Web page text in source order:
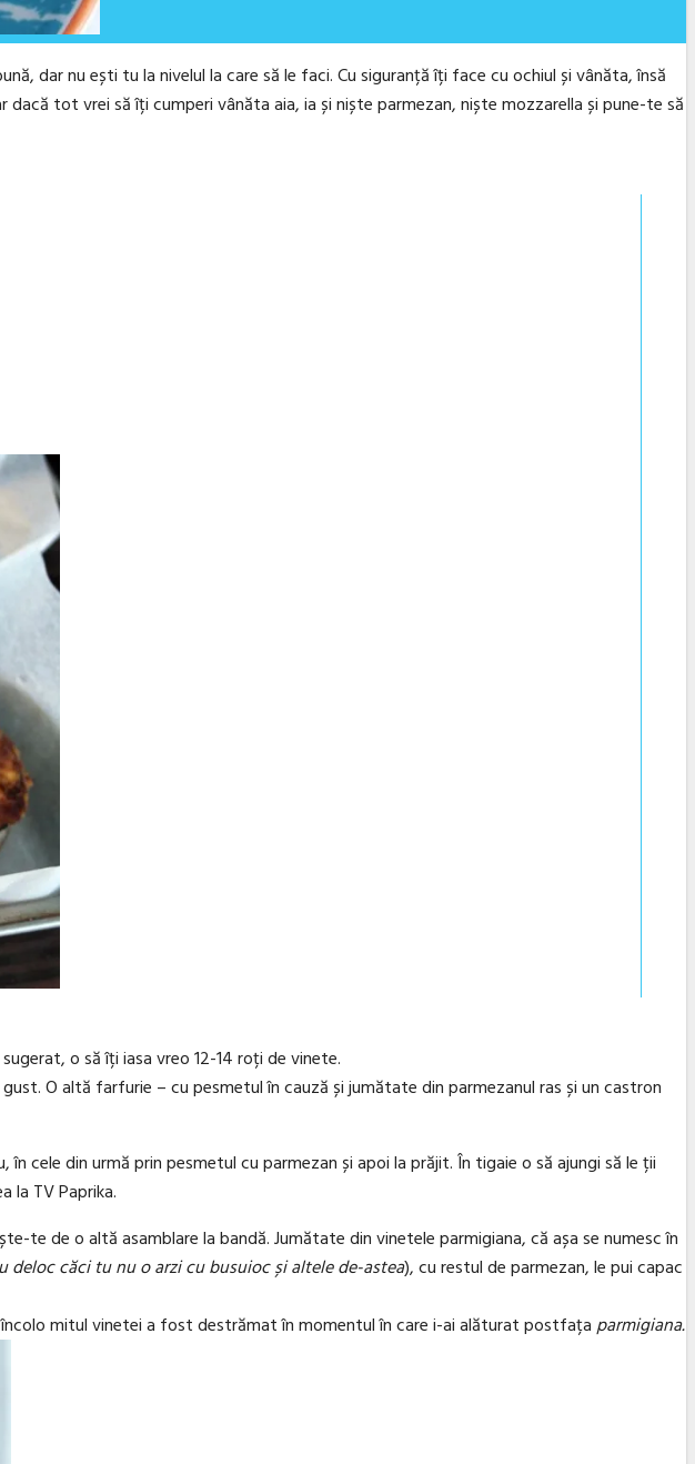
dar nu ești tu la nivelul la care să le faci. Cu siguranță îți face cu ochiul și vânăta, însă
tot vrei să îți cumperi vânăta aia, ia și niște parmezan, niște mozzarella și pune-te să
o să îți iasa vreo 12-14 roți de vinete.
O altă farfurie – cu pesmetul în cauză și jumătate din parmezanul ras și un castron
cele din urmă prin pesmetul cu parmezan și apoi la prăjit. În tigaie o să ajungi să le ții
la TV Paprika.
de o altă asamblare la bandă. Jumătate din vinetele parmigiana, că așa se numesc în
deloc căci tu nu o arzi cu busuioc și altele de-astea), cu restul de parmezan, le pui capac
mitul vinetei a fost destrămat în momentul în care i-ai alăturat postfațaparmigiana.